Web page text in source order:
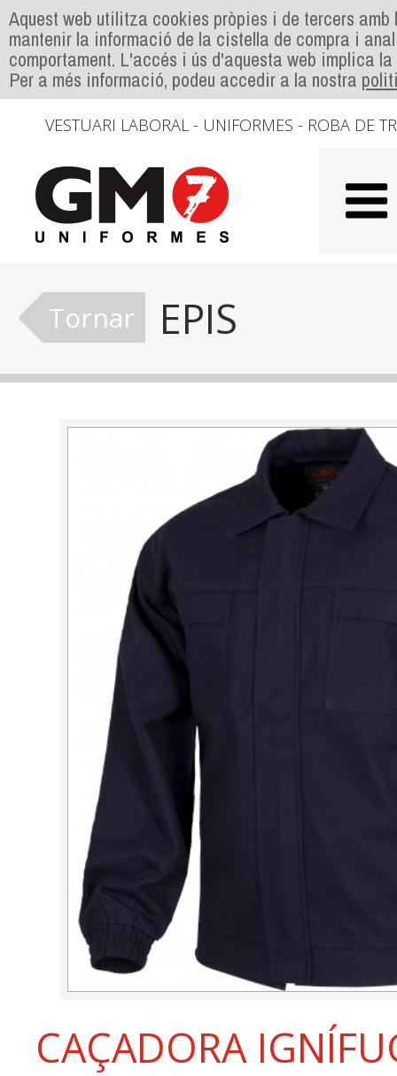
Aquest web utilitza cookies pròpies i de tercers
mantenir la informació de la cistella de compra i
comportament. L'accés i ús d'aquesta web implica
Per a més informació, podeu accedir a la nostra
VESTUARI LABORAL - UNIFORMES - ROBA DE
Tornar EPIS
CAÇADORA